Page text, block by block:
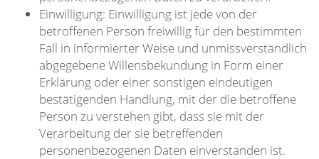
Einwilligung: Einwilligung ist jede von der
betroffenen Person freiwillig für den bestimmten
Fall in informierter Weise und unmissverständlich
abgegebene Willensbekundung in Form einer
Erklärung oder einer sonstigen eindeutigen
bestätigenden Handlung, mit der die betroffene
Person zu verstehen gibt, dass sie mit der
Verarbeitung der sie betreffenden
personenbezogenen Daten einverstanden ist.